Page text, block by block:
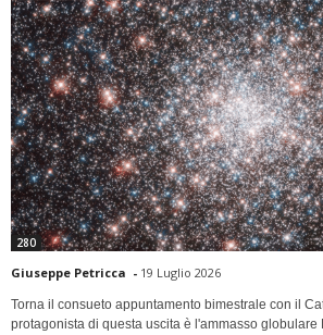
280
Giuseppe Petricca - 19 Luglio 2026
Torna il consueto appuntamento bimestrale con il
protagonista di questa uscita è l'ammasso globulare